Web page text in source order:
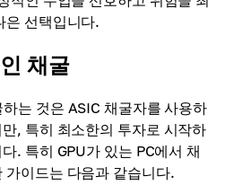
은 선택입니다.
채굴
는 것은 ASIC 채굴자를 사용하
, 특히 최소한의 투자로 시작하
. 특히 GPU가 있는 PC에서 채
가이드는 다음과 같습니다.